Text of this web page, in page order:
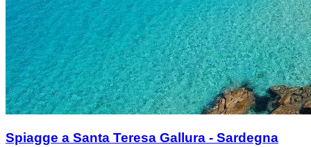
Spiagge a Santa Teresa Gallura - Sardegna